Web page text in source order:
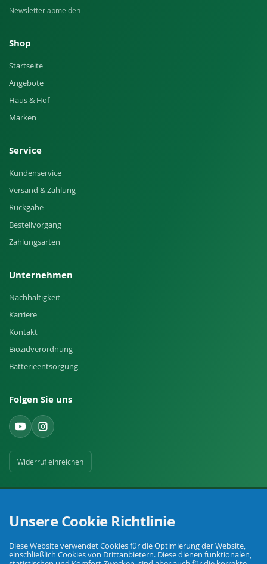
Newsletter abmelden
Shop
Startseite
Angebote
Haus & Hof
Marken
Service
Kundenservice
Versand & Zahlung
Rückgabe
Bestellvorgang
Zahlungsarten
Unternehmen
Nachhaltigkeit
Karriere
Kontakt
Biozidverordnung
Batterieentsorgung
Folgen Sie uns
Widerruf einreichen
Ihr Fachhandel für Landwirtschaft, Viehhaltung, Haus, Hof und Garten.
Unsere Cookie Richtlinie
Diese Website verwendet Cookies für die Optimierung der Website,
einschließlich Cookies von Drittanbietern. Diese dienen funktionalen,